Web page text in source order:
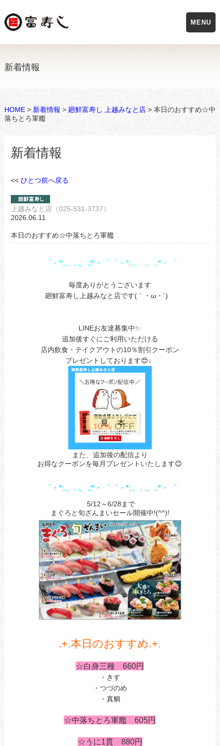
新着情報
HOME> 新着情報 > 廻鮮富寿し 上越みなと店> 本日のおすすめ☆中
落ちとろ軍艦
新着情報
<< ひとつ前へ戻る
上越みなと店（025-531-3737）
2026.06.11
本日のおすすめ☆中落ちとろ軍艦
゜・*:.。. .。.:*・゜゜・*:.。. .。.:*・゜
毎度ありがとうございます
廻鮮富寿し上越みなと店です(｀・ω・´)ゞ
LINEお友達募集中✨
追加後すぐにご利用いただける
店内飲食・テイクアウトの10％割引クーポン
プレゼントしております😍↓
また、追加後の配信より
お得なクーポンを毎月プレゼントいたします😊
゜・*:.。. .。.:*・゜゜・*:.。. .。.:*・゜
5/12～6/28まで
まぐろと旬ざんまいセール開催中!(^^)!
.+.本日のおすすめ.+.
☆白身三種 660円
・きす
・つづのめ
・真鯛
☆中落ちとろ軍艦 605円
☆うに1貫 880円
MENU